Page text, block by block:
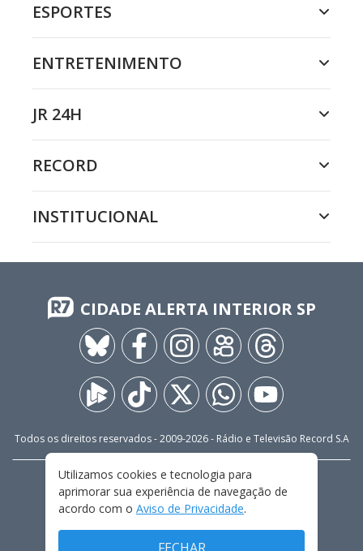
ESPORTES
ENTRETENIMENTO
JR 24H
RECORD
INSTITUCIONAL
CIDADE ALERTA INTERIOR SP
Todos os direitos reservados - 2009-2026- Rádio e Televisão Record S.A
FALE CONOSCO
PRIVACIDADE
TERMOS E CONDIÇÕES DE USO
Utilizamos cookies e tecnologia para
aprimorar sua experiência de navegação de
acordo com o Aviso de Privacidade.